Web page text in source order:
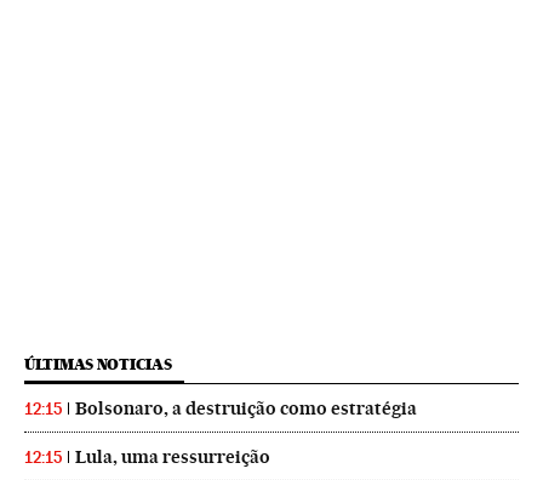
ÚLTIMAS NOTICIAS
12:15 Bolsonaro, a destruição como estratégia
12:15 Lula, uma ressurreição